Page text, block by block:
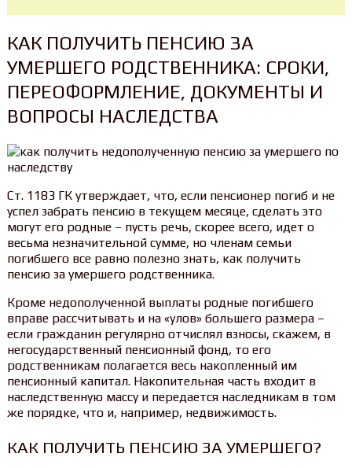
КАК ПОЛУЧИТЬ ПЕНСИЮ ЗА
УМЕРШЕГО РОДСТВЕННИКА: СРОКИ,
ПЕРЕОФОРМЛЕНИЕ, ДОКУМЕНТЫ И
ВОПРОСЫ НАСЛЕДСТВА
Ст. 1183 ГК утверждает, что, если пенсионер погиб и не
успел забрать пенсию в текущем месяце, сделать это
могут его родные – пусть речь, скорее всего, идет о
весьма незначительной сумме, но членам семьи
погибшего все равно полезно знать, как получить
пенсию за умершего родственника.
Кроме недополученной выплаты родные погибшего
вправе рассчитывать и на «улов» большего размера –
если гражданин регулярно отчислял взносы, скажем, в
негосударственный пенсионный фонд, то его
родственникам полагается весь накопленный им
пенсионный капитал. Накопительная часть входит в
наследственную массу и передается наследникам в том
же порядке, что и, например, недвижимость.
КАК ПОЛУЧИТЬ ПЕНСИЮ ЗА УМЕРШЕГО?